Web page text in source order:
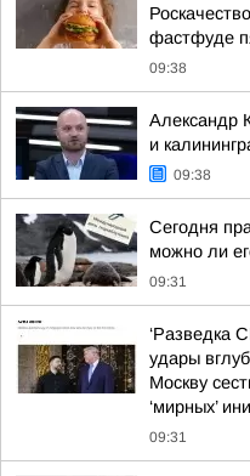
фастфуде
09:38
Александр
и
09:38
Сегодня
можно ли
09:31
‘Разведка
удары
Москву
‘мирных’
09:31